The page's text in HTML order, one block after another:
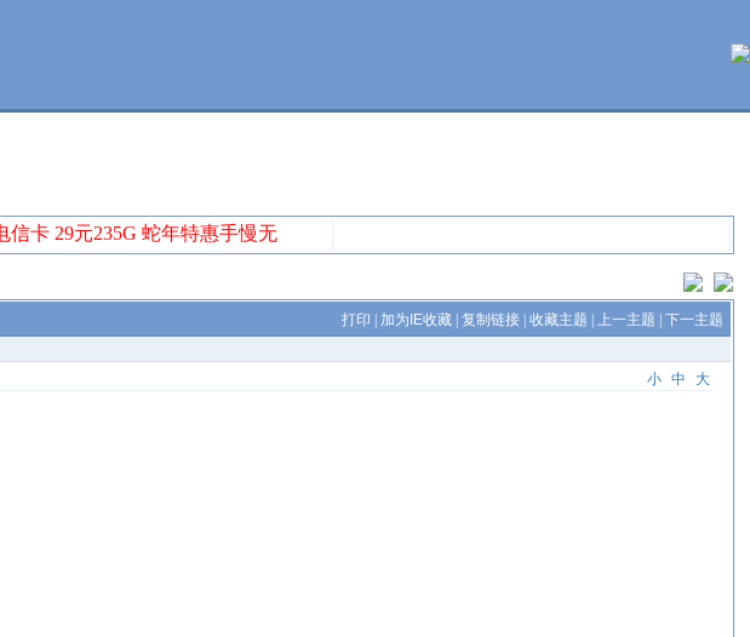
信卡 29元235G 蛇年特惠手慢无
打印 加为IE收藏 |复制链接 |收藏主题 |上一主题 |下一主题
小 中 大